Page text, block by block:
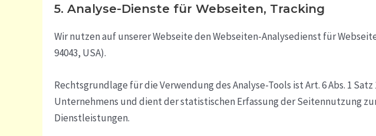
5. Analyse-Dienste für Webseiten, Tracking
Wir nutzen auf unserer Webseite den Webseiten-Analysedienst für
94043, USA).
Rechtsgrundlage für die Verwendung des Analyse-Tools ist Art. 6 Abs. 1
Unternehmens und dient der statistischen Erfassung der Seitennutzung
Dienstleistungen.